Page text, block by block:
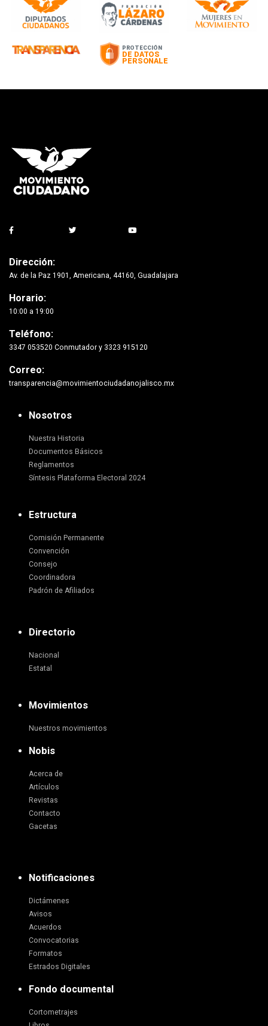
Dirección:
Av. de la Paz 1901, Americana, 44160, Guadalajara
Horario:
10:00 a 19:00
Teléfono:
3347 053520 Conmutador y 3323 915120
Correo:
transparencia@movimientociudadanojalisco.mx
Nosotros
Nuestra Historia
Documentos Básicos
Reglamentos
Síntesis Plataforma Electoral 2024
Estructura
Comisión Permanente
Convención
Consejo
Coordinadora
Padrón de Afiliados
Directorio
Nacional
Estatal
Movimientos
Nuestros movimientos
Nobis
Acerca de
Artículos
Revistas
Contacto
Gacetas
Notificaciones
Dictámenes
Avisos
Acuerdos
Convocatorias
Formatos
Estrados Digitales
Fondo documental
Cortometrajes